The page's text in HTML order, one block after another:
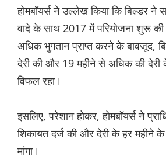
होमबॉयर्स ने उल्लेख किया कि बिल्डर ने
वादे के साथ 2017 में परियोजना शुरू
अधिक भुगतान प्राप्त करने के बावजूद,
देरी की और 19 महीने से अधिक की देरी
विफल रहा।
इसलिए, परेशान होकर, होमबॉयर्स ने
शिकायत दर्ज की और देरी के हर महीने
मांगा।